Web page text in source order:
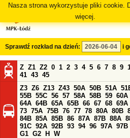
Nasza strona wykorzystuje pliki cookie.
więcej.
Sprawdź rozkład na dzień: i
Z Z1 Z2 0 1 2 3 4 5 6 7 8 9
41 43 45
Z3 Z6 Z13 Z43 50A 50B 51A
55B 55C 56 57 58A 58B 59 60A
64A 64B 65A 65B 66 67 68 69A
73 75A 75B 76 77 78 80A 80B
84B 85A 85B 86 87A 87B 88A
91C 92A 92B 93 94 96 97A 97B
G1 G2 H
W